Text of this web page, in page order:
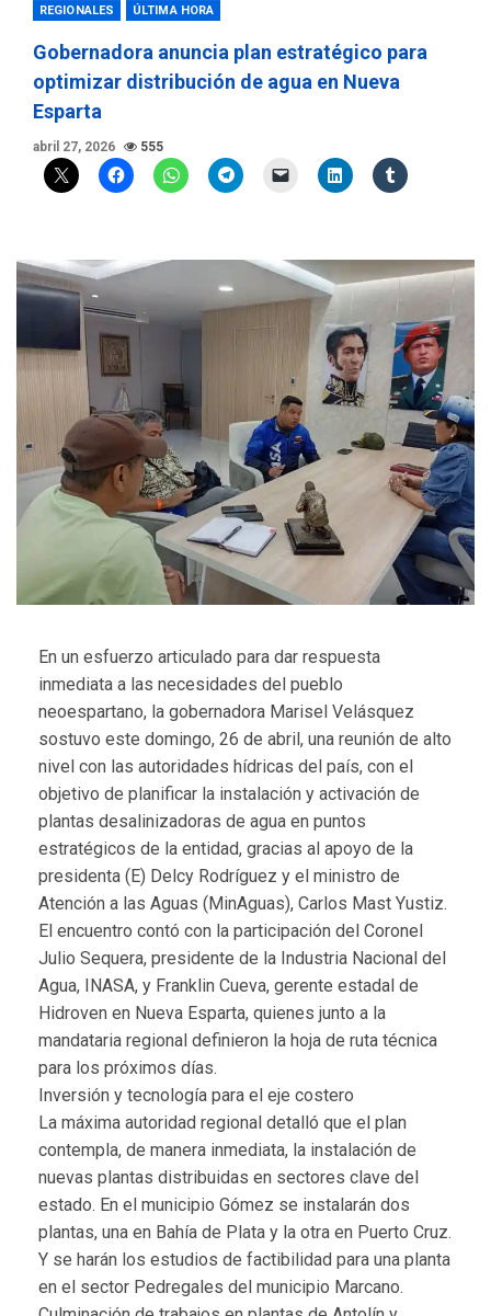
REGIONALES ÚLTIMA HORA
Gobernadora anuncia plan estratégico para
optimizar distribución de agua en Nueva
Esparta
abril 27, 2026 555
En un esfuerzo articulado para dar respuesta
inmediata a las necesidades del pueblo
neoespartano, la gobernadora Marisel Velásquez
sostuvo este domingo, 26 de abril, una reunión de alto
nivel con las autoridades hídricas del país, con el
objetivo de planificar la instalación y activación de
plantas desalinizadoras de agua en puntos
estratégicos de la entidad, gracias al apoyo de la
presidenta (E) Delcy Rodríguez y el ministro de
Atención a las Aguas (MinAguas), Carlos Mast Yustiz.
El encuentro contó con la participación del Coronel
Julio Sequera, presidente de la Industria Nacional del
Agua, INASA, y Franklin Cueva, gerente estadal de
Hidroven en Nueva Esparta, quienes junto a la
mandataria regional definieron la hoja de ruta técnica
para los próximos días.
Inversión y tecnología para el eje costero
La máxima autoridad regional detalló que el plan
contempla, de manera inmediata, la instalación de
nuevas plantas distribuidas en sectores clave del
estado. En el municipio Gómez se instalarán dos
plantas, una en Bahía de Plata y la otra en Puerto Cruz.
Y se harán los estudios de factibilidad para una planta
en el sector Pedregales del municipio Marcano.